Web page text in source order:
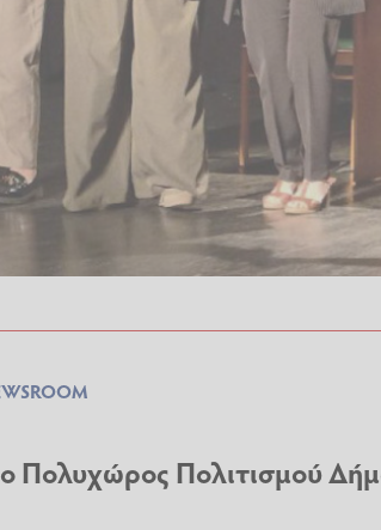
ο Πολυχώρος Πολιτισμού